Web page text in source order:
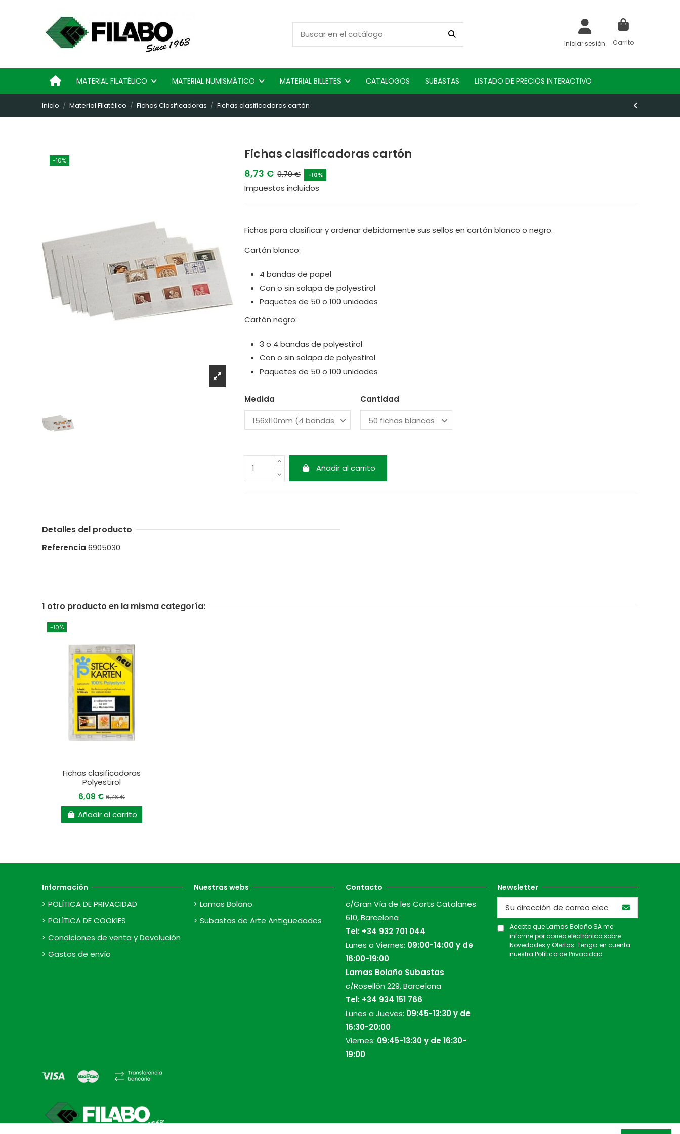
Iniciar sesión Carrito
MATERIAL FILATÉLICO MATERIAL NUMISMÁTICO MATERIAL BILLETES CATALOGOS SUBASTAS LISTADO DE PRECIOS INTERACTIVO
Inicio Material Filatélico Fichas Clasificadoras Fichas clasificadoras cartón
-10% Fichas clasificadoras cartón
8,73 € 9,70 € -10%
Impuestos incluidos
Fichas para clasificar y ordenar debidamente sus sellos en cartón blanco o negro.
Cartón blanco:
4 bandas de papel
Con o sin solapa de polyestirol
Paquetes de 50 o 100 unidades
Cartón negro:
3 o 4 bandas de polyestirol
Con o sin solapa de polyestirol
Paquetes de 50 o 100 unidades
Medida Cantidad
Añadir al carrito
Detalles del producto
Referencia 6905030
1 otro producto en la misma categoría:
-10%
Fichas clasificadoras
Polyestirol
6,08 €6,76 €
Añadir al carrito
Información
POLÍTICA DE PRIVACIDAD
POLÍTICA DE COOKIES
Condiciones de venta y Devolución
Gastos de envío
Nuestras webs
Lamas Bolaño
Subastas de Arte Antigüedades
Contacto
c/Gran Vía de les Corts Catalanes
610, Barcelona
Tel: +34 932 701 044
Lunes a Viernes: 09:00-14:00 y de
16:00-19:00
Lamas Bolaño Subastas
c/Rosellón 229, Barcelona
Tel: +34 934 151 766
Lunes a Jueves: 09:45-13:30 y de
16:30-20:00
Viernes: 09:45-13:30 y de 16:30-
19:00
Newsletter
Acepto que Lamas Bolaño SA me
informe por correo electrónico sobre
Novedades y Ofertas. Tenga en cuenta
nuestraPolítica de Privacidad